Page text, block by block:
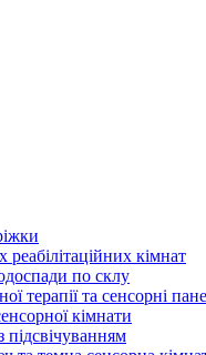
кімнат
по склу
терапії та сенсорні
кімнати